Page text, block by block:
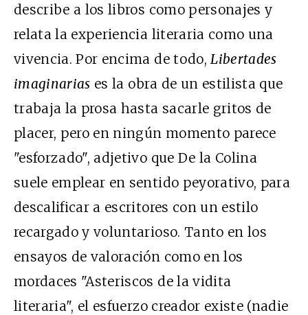
describe a los libros como personajes y
relata la experiencia literaria como una
vivencia. Por encima de todo,Libertades
imaginarias es la obra de un estilista que
trabaja la prosa hasta sacarle gritos de
placer, pero en ningún momento parece
"esforzado", adjetivo que De la Colina
suele emplear en sentido peyorativo, para
descalificar a escritores con un estilo
recargado y voluntarioso. Tanto en los
ensayos de valoración como en los
mordaces "Asteriscos de la vidita
literaria", el esfuerzo creador existe (nadie